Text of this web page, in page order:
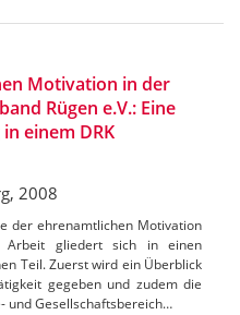
Motivation in der
Rügen e.V.: Eine
einem DRK
2008
der ehrenamtlichen Motivation
Arbeit gliedert sich in einen
Teil. Zuerst wird ein Überblick
gegeben und zudem die
und Gesellschaftsbereich…